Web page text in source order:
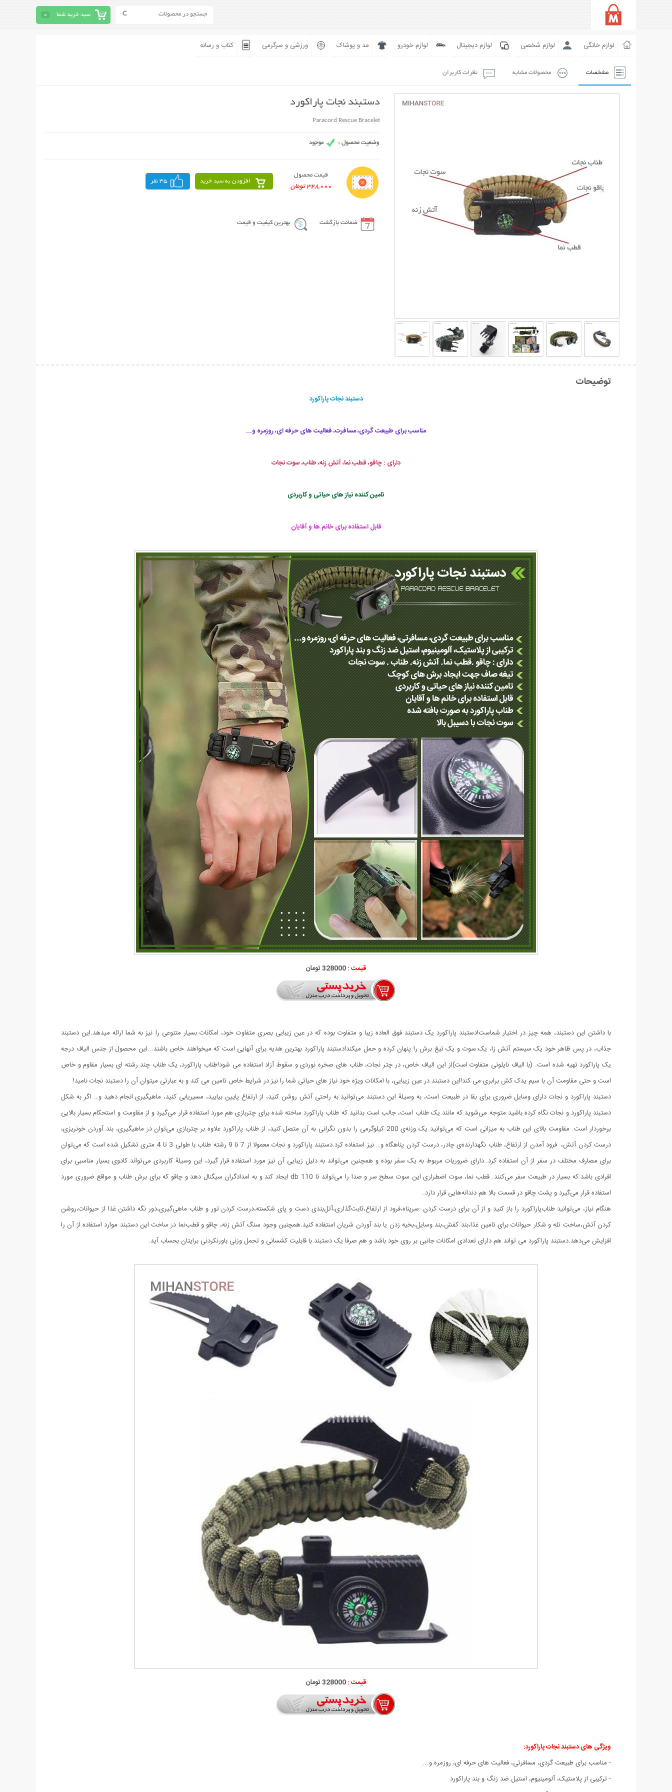
سبد خرید شما 0
لوازم خانگی لوازم شخصی لوازم دیجیتال لوازم خودرو مد و پوشاک ورزشی و سرگرمی کتاب و رسانه
مشخصات محصولات مشابه نظرات کاربران
دستبند نجات پاراکورد
Paracord Rescue Bracelet
قیمت محصول
328,000 تومان
افزودن به سبد خرید 35 نفر
ضمانت بازگشت بهترین کیفیت و قیمت
توضیحات
دستبند نجات پاراکورد
مناسب برای طبیعت گردی، مسافرت، فعالیت های حرفه ای، روزمره و...
دارای : چاقو، قطب نما، آتش زنه، طناب، سوت نجات
تامین کننده نیاز های حیاتی و کاربردی
قابل استفاده برای خانم ها و آقایان
قیمت :328000 تومان
با داشتن این دستبند، همه چیز در اختیار شماست!دستبند پاراکورد یک دستبند فوق العاده زیبا و متفاوت بوده که در عین زیبایی بصری متفاوت خود، امکانات بسیار متنوعی را نیز به شما ارائه میدهد.این دستبند
جذاب، در پس ظاهر خود یک سیستم آتش زا، یک سوت و یک تیغ برش را پنهان کرده و حمل میکند!دستبند پاراکورد بهترین هدیه برای آنهایی است که میخواهند خاص باشند...این محصول از جنس الیاف درجه
یک پاراکورد تهیه شده است. (با الیاف نایلونی متفاوت است)از این الیاف خاص، در چتر نجات، طناب های صخره نوردی و سقوط آزاد استفاده می شود!طناب پاراکورد، یک طناب چند رشته ای بسیار مقاوم و خاص
است و حتی مقاومت آن با سیم یدک کش برابری می کند!این دستبند در عین زیبایی، با امکانات ویژه خود نیاز های حیاتی شما را نیز در شرایط خاص تامین می کند و به عبارتی میتوان آن را دستبند نجات نامید!
دستبند پاراکورد و نجات دارای وسایل ضروری برای بقا در طبیعت است، به وسیلۀ این دستبند می‌‌توانید به راحتی آتش روشن کنید، از ارتفاع پایین بیایید، مسیریابی کنید، ماهیگیری انجام دهید و… اگر به شکل
دستبند پاراکورد و نجات نگاه کرده باشید متوجه می‌‌شوید که مانند یک طناب است، جالب است بدانید که طناب پاراکورد ساخته شده برای چتربازی هم مورد استفاده قرار می‌‌گیرد و از مقاومت و استحکام بسیار بالایی
برخوردار است. مقاومت بالای این طناب به میزانی است که می‌‌توانید یک وزنه‌‌ی 200 کیلوگرمی را بدون نگرانی به آن متصل کنید، از طناب پاراکورد علاوه بر چتربازی می‌‌توان در ماهیگیری، بند آوردن خونریزی،
درست کردن آتش، فرود آمدن از ارتفاع، طناب نگهدارنده‌‌‌‌ی چادر، درست کردن پناهگاه و… نیز استفاده کرد.دستبند پاراکورد و نجات معمولا از 7 تا 9 رشته طناب با طولی 3 تا 4 متری تشکیل شده است که می‌‌توان
برای مصارف مختلف در سفر از آن استفاده کرد. دارای ضروریات مربوط به یک سفر بوده و همچنین می‌‌تواند به دلیل زیبایی آن نیز مورد استفاده قرار گیرد، این وسیلۀ کاربردی می‌‌تواند کادوی بسیار مناسبی برای
افرادی باشد که بسیار در طبیعت سفر می‌‌کنند. قطب نما، سوت اضطراری این سوت سطح سر و صدا را می‌تواند تا 110 db ایجاد کند و به امدادگران سیگنال دهد و چاقو که برای برش طناب و مواقع ضروری مورد
استفاده قرار می‌گیرد و پشت چاقو در قسمت بالا هم دندانه‌هایی قرار دارد.
هنگام نیاز، می‌توانید طناب‌پاراکورد را باز کنید و از آن برای درست کردن :سرپناه،فرود از ارتفاع،ثابت‌گذاری،آتل‌بندی دست و پای شکسته،درست کردن تور و طناب ماهی‌گیری،دور نگه داشتن غذا از حیوانات،روشن
کردن آتش،ساخت تله و شکار حیوانات برای تامین غذا،بند کفش،بند وسایل،بخیه زدن یا بند آوردن شریان استفاده کنید.همچنین وجود سنگ آتش زنه، چاقو و قطب‌نما در ساخت این دستبند موارد استفاده از آن را
افزایش می‌دهد.دستبند پاراکورد می تواند هم دارای تعدادی امکانات جانبی بر روی خود باشد و هم صرفا یک دستبند با قابلیت کشسانی و تحمل وزنی باورنکردنی برایتان بحساب آید.
قیمت :328000 تومان
ویژگی های دستبند نجات پاراکورد:
- مناسب برای طبیعت گردی، مسافرتی، فعالیت های حرفه ای، روزمره و...
- ترکیبی از پلاستیک، آلومینیوم، استیل ضد زنگ و بند پاراکورد